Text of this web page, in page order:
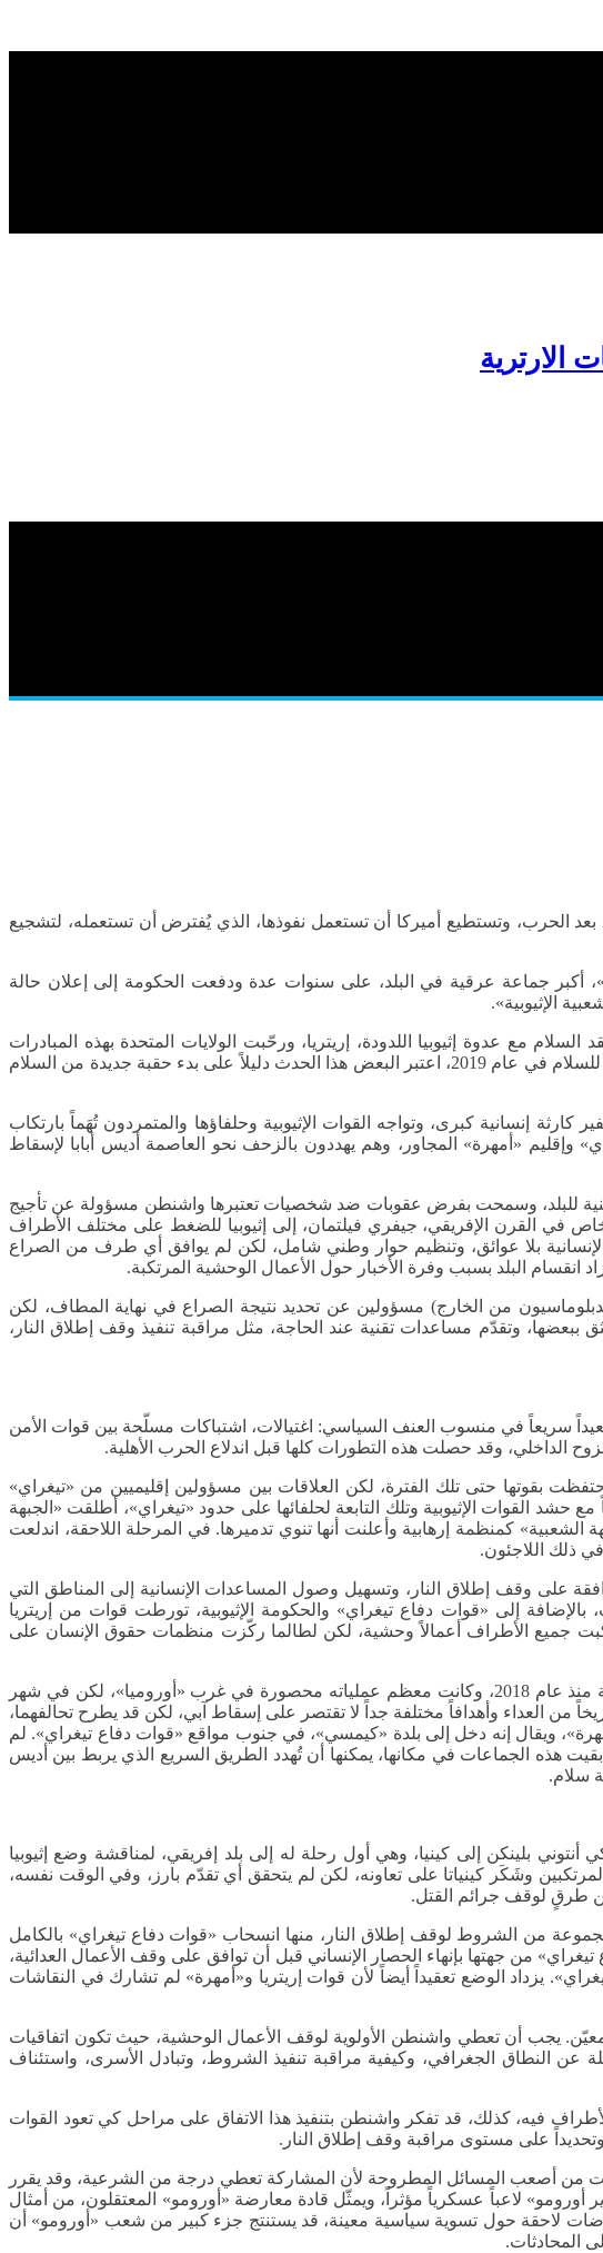
بعد الحرب، وتستطيع أميركا أن تستعمل نفوذها، الذي يُفترض أن تستعمله، لتشجيع
مضطربة من عام 2018، وامتدت احتجاجات شعب «أورومو»، أكبر جماعة عرقية في البلد، على سنوات عدة ودفعت الحكومة إلى إعلان حالة
الإثيوبية».
مع عدوة إثيوبيا اللدودة، إريتريا، ورحّبت الولايات المتحدة بهذه المبادرات
المبكرة، ودعمت الأجندة الإصلاحية التي طرحها رئيس الوزراء، ووعدت حكومته بمساعدات سخية، وحين فاز آبي بجائزة نوبل للسلام في عام 2019، اعتبر البعض هذا الحدث دليلاً على بدء حقبة جديدة من السلام
إنسانية كبرى، وتواجه القوات الإثيوبية وحلفاؤها والمتمردون تُهَماً بارتكاب
وإقليم «أمهرة» المجاور، وهم يهددون بالزحف نحو العاصمة أديس أبابا لإسقاط
للبلد، وسمحت بفرض عقوبات ضد شخصيات تعتبرها واشنطن مسؤولة عن تأجيج
في القرن الإفريقي، جيفري فيلتمان، إلى إثيوبيا للضغط على مختلف الأطراف
بلا عوائق، وتنظيم حوار وطني شامل، لكن لم يوافق أي طرف من الصراع
انقسام البلد بسبب وفرة الأخبار حول الأعمال الوحشية المرتكبة.
من الخارج) مسؤولين عن تحديد نتيجة الصراع في نهاية المطاف، لكن
وتقدّم مساعدات تقنية عند الحاجة، مثل مراقبة تنفيذ وقف إطلاق النار،
سريعاً في منسوب العنف السياسي: اغتيالات، اشتباكات مسلّحة بين قوات الأمن
الداخلي، وقد حصلت هذه التطورات كلها قبل اندلاع الحرب الأهلية.
بقوتها حتى تلك الفترة، لكن العلاقات بين مسؤولين إقليميين من «تيغراي»
تدريجاً في عام 2020، فطبّق الطرفان سياسة حافة الهاوية بطريقة استفزازية. وفي نوفمبر 2020، تزامناً مع حشد القوات الإثيوبية وتلك التابعة لحلفائها على حدود «تيغراي»، أطلقت «الجبهة
كمنظمة إرهابية وأعلنت أنها تنوي تدميرها. في المرحلة اللاحقة، اندلعت
ذلك اللاجئون.
على وقف إطلاق النار، وتسهيل وصول المساعدات الإنسانية إلى المناطق التي
إلى «قوات دفاع تيغراي» والحكومة الإثيوبية، تورطت قوات من إريتريا
جميع الأطراف أعمالاً وحشية، لكن لطالما ركّزت منظمات حقوق الإنسان على
في الفترة الأخيرة، غيّر «جيش تحرير أورومو» المتمرد مسار الصراع بطريقة جذرية، حيث يقاتل هذا الجيش الحكومة الإثيوبية منذ عام 2018، وكانت معظم عملياته محصورة في غرب «أوروميا»، لكن في شهر
العداء وأهدافاً مختلفة جداً لا تقتصر على إسقاط آبي، لكن قد يطرح تحالفهما،
ويقال إنه دخل إلى بلدة «كيمسي»، في جنوب مواقع «قوات دفاع تيغراي». لم
هذه الجماعات في مكانها، يمكنها أن تُهدد الطريق السريع الذي يربط بين أديس
سلام.
بلينكن إلى كينيا، وهي أول رحلة له إلى بلد إفريقي، لمناقشة وضع إثيوبيا
وشَكَر كينياتا على تعاونه، لكن لم يتحقق أي تقدّم بارز، وفي الوقت نفسه،
عن طرقٍ لوقف جرائم القتل.
من الشروط لوقف إطلاق النار، منها انسحاب «قوات دفاع تيغراي» بالكامل
من جهتها بإنهاء الحصار الإنساني قبل أن توافق على وقف الأعمال العدائية،
يزداد الوضع تعقيداً أيضاً لأن قوات إريتريا و«أمهرة» لم تشارك في النقاشات
يجب أن تعطي واشنطن الأولوية لوقف الأعمال الوحشية، حيث تكون اتفاقيات
عن النطاق الجغرافي، وكيفية مراقبة تنفيذ الشروط، وتبادل الأسرى، واستئناف
فيه، كذلك، قد تفكر واشنطن بتنفيذ هذا الاتفاق على مراحل كي تعود القوات
على مستوى مراقبة وقف إطلاق النار.
من أصعب المسائل المطروحة لأن المشاركة تعطي درجة من الشرعية، وقد يقرر
لاعباً عسكرياً مؤثراً، ويمثّل قادة معارضة «أورومو» المعتقلون، من أمثال
لاحقة حول تسوية سياسية معينة، قد يستنتج جزء كبير من شعب «أورومو» أن
المحادثات.